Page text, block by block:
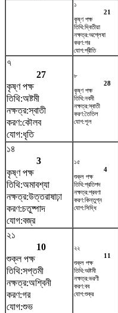
১
21
কৃষ্ণ পক্ষ
তিথি:দ্বিতীয়া
নক্ষত্র:অশ্লেষা
করণ:গর
যোগ:প্রীতি
৭
27
কৃষ্ণ পক্ষ
তিথি:অষ্টমী
নক্ষত্র:স্বাতী
করণ:কৌলব
যোগ:ধৃতি
৮
28
কৃষ্ণ পক্ষ
তিথি:নবমী
নক্ষত্র:স্বাতী
করণ:তৈতিল
যোগ:শূল
১৪
3
কৃষ্ণ পক্ষ
তিথি:অমাবশ্যা
নক্ষত্র:উত্তরাষাঢ়া
করণ:চতুষ্পাদ
যোগ:বজ্র
১৫
4
শুক্ল পক্ষ
তিথি:প্রতিপদ
নক্ষত্র:শ্রবণা
করণ:কিন্তুগ্ন
যোগ:সিদ্ধি
২১
10
শুক্ল পক্ষ
তিথি:সপ্তমী
নক্ষত্র:অশ্বিনী
করণ:গর
যোগ:শুভ
২২
11
শুক্ল পক্ষ
তিথি:অষ্টমী
নক্ষত্র:ভরণী
করণ:বব
যোগ:শুক্র